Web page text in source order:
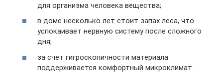
для организма человека вещества;
в доме несколько лет стоит запах леса, что
успокаивает нервную систему после сложного
дня;
за счет гигроскопичности материала
поддерживается комфортный микроклимат.